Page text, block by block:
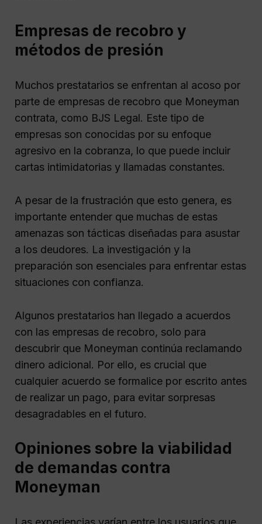
Empresas de recobro y
métodos de presión
Muchos prestatarios se enfrentan al acoso por
parte de empresas de recobro que Moneyman
contrata, como BJS Legal. Este tipo de
empresas son conocidas por su enfoque
agresivo en la cobranza, lo que puede incluir
cartas intimidatorias y llamadas constantes.
A pesar de la frustración que esto genera, es
importante entender que muchas de estas
amenazas son tácticas diseñadas para asustar
a los deudores. La investigación y la
preparación son esenciales para enfrentar estas
situaciones con confianza.
Algunos prestatarios han llegado a acuerdos
con las empresas de recobro, solo para
descubrir que Moneyman continúa reclamando
dinero adicional. Por ello, es crucial que
cualquier acuerdo se formalice por escrito antes
de realizar un pago, para evitar sorpresas
desagradables en el futuro.
Opiniones sobre la viabilidad
de demandas contra
Moneyman